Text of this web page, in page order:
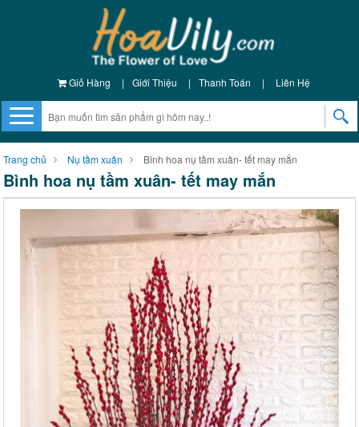
Giỏ Hàng | Giới Thiệu | Thanh Toán | Liên Hệ
Trang chủ Nụ tầm xuân Bình hoa nụ tầm xuân- tết may mắn
Bình hoa nụ tầm xuân- tết may mắn